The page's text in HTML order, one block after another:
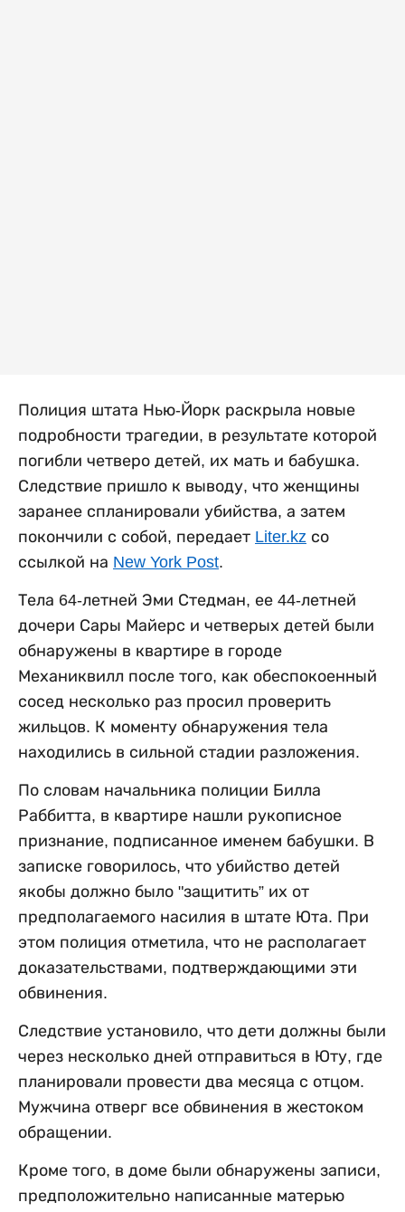
Полиция штата Нью-Йорк раскрыла новые
подробности трагедии, в результате которой
погибли четверо детей, их мать и бабушка.
Следствие пришло к выводу, что женщины
заранее спланировали убийства, а затем
покончили с собой, передает Liter.kz со
ссылкой на New York Post.
Тела 64-летней Эми Стедман, ее 44-летней
дочери Сары Майерс и четверых детей были
обнаружены в квартире в городе
Механиквилл после того, как обеспокоенный
сосед несколько раз просил проверить
жильцов. К моменту обнаружения тела
находились в сильной стадии разложения.
По словам начальника полиции Билла
Раббитта, в квартире нашли рукописное
признание, подписанное именем бабушки. В
записке говорилось, что убийство детей
якобы должно было "защитить” их от
предполагаемого насилия в штате Юта. При
этом полиция отметила, что не располагает
доказательствами, подтверждающими эти
обвинения.
Следствие установило, что дети должны были
через несколько дней отправиться в Юту, где
планировали провести два месяца с отцом.
Мужчина отверг все обвинения в жестоком
обращении.
Кроме того, в доме были обнаружены записи,
предположительно написанные матерью